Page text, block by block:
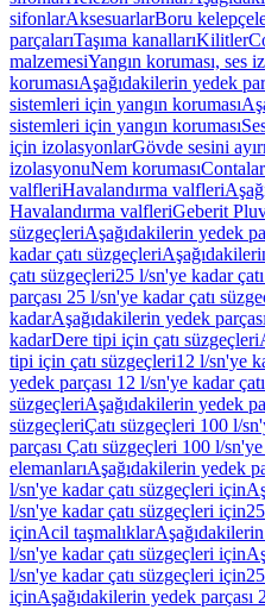
sifonlarAksesuarlarBoru
parçalarıTaşıma kanallarıKilitler
malzemesiYangın koruması, ses
korumasıAşağıdakilerin yedek
sistemleri için yangın koruması
sistemleri için yangın koruması
için izolasyonlarGövde sesini
izolasyonuNem korumasıContalar
valfleriHavalandırma valfleri
Havalandırma valfleriGeberit
süzgeçleriAşağıdakilerin yedek
kadar çatı süzgeçleri
çatı süzgeçleri25 l/sn'ye kadar
parçası 25 l/sn'ye kadar çatı
kadarAşağıdakilerin yedek
kadarDere tipi için çatı süzgeçleri
tipi için çatı süzgeçleri12 l/sn'ye
yedek parçası 12 l/sn'ye kadar
süzgeçleriAşağıdakilerin yedek
süzgeçleriÇatı süzgeçleri 100 l/
parçası Çatı süzgeçleri 100 l/
elemanlarıAşağıdakilerin yedek
l/sn'ye kadar çatı süzgeçleri için
l/sn'ye kadar çatı süzgeçleri için
içinAcil taşmalıklar
l/sn'ye kadar çatı süzgeçleri için
l/sn'ye kadar çatı süzgeçleri için
içinAşağıdakilerin yedek parçası